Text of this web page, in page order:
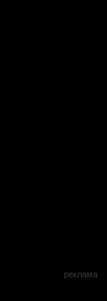
реклама